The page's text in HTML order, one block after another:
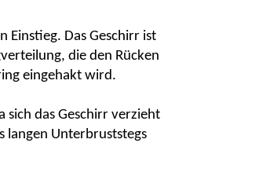
Einstieg. Das Geschirr ist
die den Rücken
eingehakt wird.
sich das Geschirr verzieht
langen Unterbruststegs